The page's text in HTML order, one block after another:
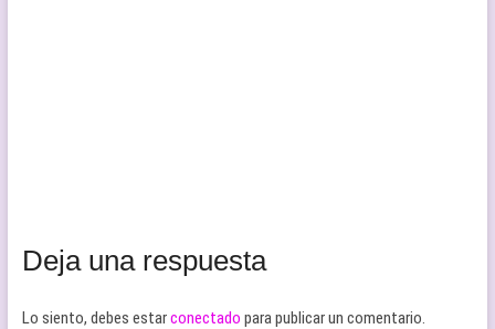
Deja una respuesta
Lo siento, debes estarconectado para publicar un comentario.